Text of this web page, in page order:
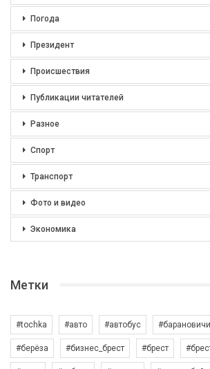
Погода
Президент
Происшествия
Публикации читателей
Разное
Спорт
Транспорт
Фото и видео
Экономика
Метки
#tochka #авто #автобус #барановичи
#берёза #бизнес_брест #брест